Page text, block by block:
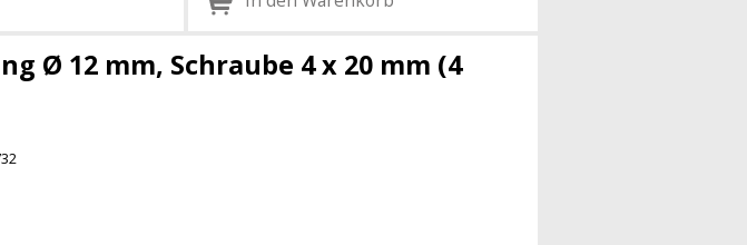
Ø 12 mm, Schraube 4 x 20 mm (4